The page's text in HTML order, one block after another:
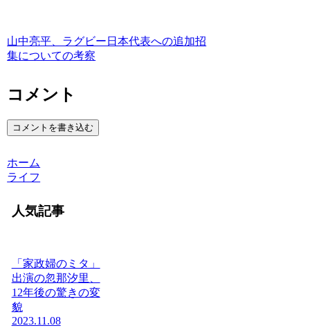
山中亮平、ラグビー日本代表への追加招
集についての考察
コメント
コメントを書き込む
ホーム
ライフ
人気記事
「家政婦のミタ」
出演の忽那汐里、
12年後の驚きの変
貌
2023.11.08